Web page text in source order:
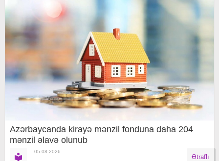
Azərbaycanda kirayə mənzil fonduna daha 204
mənzil əlavə olunub
05.08.2026
Ətraflı